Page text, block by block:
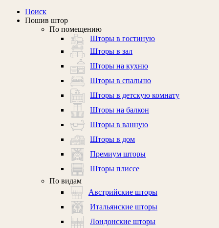
Поиск
Пошив штор
По помещению
Шторы в гостиную
Шторы в зал
Шторы на кухню
Шторы в спальню
Шторы в детскую комнату
Шторы на балкон
Шторы в ванную
Шторы в дом
Премиум шторы
Шторы плиссе
По видам
Австрийские шторы
Итальянские шторы
Лондонские шторы